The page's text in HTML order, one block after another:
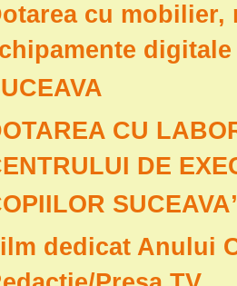
cu mobilier,
digitale
CU
DE
dedicat Anului